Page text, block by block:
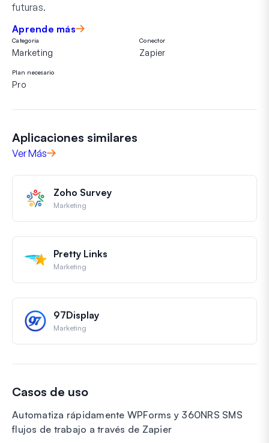
futuras.
Aprende más
Categoría
Marketing
Conector
Zapier
Plan necesario
Pro
Aplicaciones similares
Ver Más
Zoho Survey
Marketing
Pretty Links
Marketing
97Display
Marketing
Casos de uso
Automatiza rápidamente WPForms y 360NRS SMS
flujos de trabajo a través de Zapier